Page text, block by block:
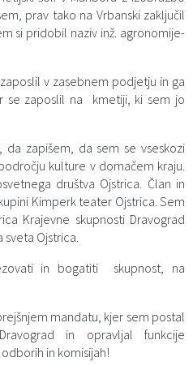
prav tako na Vrbanski zaključil
si pridobil naziv inž. agronomije-
v zasebnem podjetju in ga
se zaposlil na kmetiji, ki sem jo
zapišem, da sem se vseskozi
kulture v domačem kraju.
društva Ojstrica. Član in
Kimperk teater Ojstrica. Sem
Krajevne skupnosti Dravograd
Ojstrica.
in bogatiti skupnost, na
mandatu, kjer sem postal
in opravljal funkcije
in komisijah!
Svet za preventivo in vzgojo v cestnem prometu
Strategije Občine Dravograd - Lokalni program za kulturo Občine Dravograd za obdobje 2024–2028
Z mladinskim delom proti prekarnosti mladih – pilotni projekt – DRAVIT DRAVOGRAD